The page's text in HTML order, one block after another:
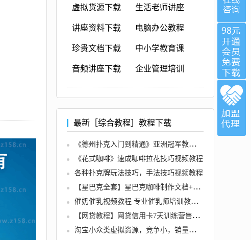
虚拟货源下载 生活老师讲座
讲座资料下载 电脑办公教程
珍贵文档下载 中小学教育课
音频讲座下载 企业管理培训
最新［综合教程］教程下载
《德州扑克入门到精通》亚洲冠军教你如何从小白进阶中高端玩家
《花式咖啡》速成咖啡拉花技巧视频教程
各种扑克牌玩法技巧，手法技巧视频教程
【星巴克全套】星巴克咖啡制作文档+视频教程
催奶催乳视频教程 专业催乳师培训教材视频教程 催乳按摩手法视频
【网贷教程】网贷信用卡7天训练营售价299元
淘宝小众类虚拟资源，竞争小，销量好（付种子资源）